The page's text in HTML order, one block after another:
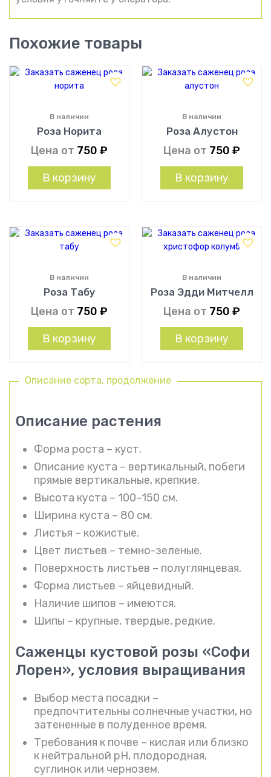
Описание сорта, продолжение
Описание растения
Форма роста – куст.
Описание куста – вертикальный, побеги
прямые вертикальные, крепкие.
Высота куста – 100–150 см.
Ширина куста – 80 см.
Листья – кожистые.
Цвет листьев – темно-зеленые.
Поверхность листьев – полуглянцевая.
Форма листьев – яйцевидный.
Наличие шипов – имеются.
Шипы – крупные, твердые, редкие.
Саженцы кустовой розы «Софи
Лорен», условия выращивания
Выбор места посадки –
предпочтительны солнечные участки, но
затененные в полуденное время.
Требования к почве – кислая или близко
к нейтральной pH, плодородная,
суглинок или чернозем.
Похожие товары
Роза Норита
В наличии
Цена от 750 ₽
В корзину
Роза Алустон
В наличии
Цена от 750 ₽
В корзину
Роза Табу
В наличии
Цена от 750 ₽
В корзину
Роза Эдди Митчелл
В наличии
Цена от 750 ₽
В корзину